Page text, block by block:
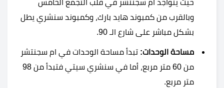
حيث يتواجد ام سجنتشر في قلب التجمع الخامس
وبالقرب من كمبوند هايد بارك، وكمبوند سنشري يطل
بشكل مباشر على شارع الـ 90.
مساحة الوحدات: تبدأ مساحة الوحدات في ام سجنتشر
من 60 متر مربع، أما في سنشري سيتي فتبدأ من 98
متر مربع.